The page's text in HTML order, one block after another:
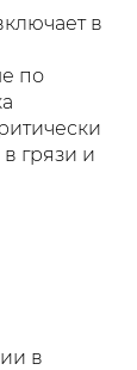
в
по
грязи и
в